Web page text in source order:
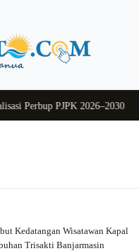
PJPK 2026–2030Dukung
Kedatangan Wisatawan Kapal
Trisakti Banjarmasin